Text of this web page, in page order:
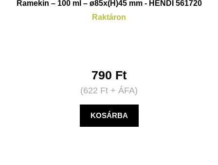
Ramekin – 100 ml – ø85x(H)45 mm - HENDI 561720
Raktáron
790 Ft
(622 Ft + ÁFA)
KOSÁRBA